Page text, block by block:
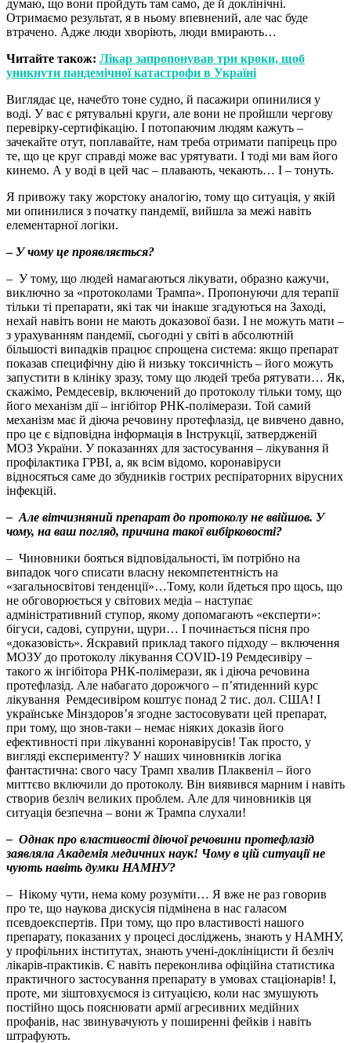
думаю, що вони пройдуть там само, де й доклінічні.
Отримаємо результат, я в ньому впевнений, але час буде
втрачено. Адже люди хворіють, люди вмирають…
Читайте також: Лікар запропонував три кроки, щоб
уникнути пандемічної катастрофи в Україні
Виглядає це, начебто тоне судно, й пасажири опинилися у
воді. У вас є рятувальні круги, але вони не пройшли чергову
перевірку-сертифікацію. І потопаючим людям кажуть –
зачекайте отут, поплавайте, нам треба отримати папірець про
те, що це круг справді може вас урятувати. І тоді ми вам його
кинемо. А у воді в цей час – плавають, чекають… І – тонуть.
Я привожу таку жорстоку аналогію, тому що ситуація, у якій
ми опинилися з початку пандемії, вийшла за межі навіть
елементарної логіки.
–У чому це проявляється?
– У тому, що людей намагаються лікувати, образно кажучи,
виключно за «протоколами Трампа». Пропонуючи для терапії
тільки ті препарати, які так чи інакше згадуються на Заході,
нехай навіть вони не мають доказової бази. І не можуть мати –
з урахуванням пандемії, сьогодні у світі в абсолютній
більшості випадків працює спрощена система: якщо препарат
показав специфічну дію й низьку токсичність – його можуть
запустити в клініку зразу, тому що людей треба рятувати… Як,
скажімо, Ремдесевір, включений до протоколу тільки тому, що
його механізм дії – інгібітор РНК-полімерази. Той самий
механізм має й діюча речовину протефлазід, це вивчено давно,
про це є відповідна інформація в Інструкції, затвердженій
МОЗ України. У показаннях для застосування – лікування й
профілактика ГРВІ, а, як всім відомо, коронавіруси
відносяться саме до збудників гострих респіраторних вірусних
інфекцій.
– Але вітчизняний препарат до протоколу не ввійшов. У
чому, на ваш погляд, причина такої вибірковості?
– Чиновники бояться відповідальності, їм потрібно на
випадок чого списати власну некомпетентність на
«загальносвітові тенденції»…Тому, коли йдеться про щось, що
не обговорюється у світових медіа – наступає
адміністративний ступор, якому допомагають «експерти»:
бігуси, садові, супруни, щури… І починається пісня про
«доказовість». Яскравий приклад такого підходу – включення
МОЗУ до протоколу лікування COVID-19 Ремдесивіру –
такого ж інгібітора РНК-полімерази, як і діюча речовина
протефлазід. Але набагато дорожчого – п’ятиденний курс
лікування Ремдесивіром коштує понад 2 тис. дол. США! І
українське Мінздоров’я згодне застосовувати цей препарат,
при тому, що знов-таки – немає ніяких доказів його
ефективності при лікуванні коронавірусів! Так просто, у
вигляді експерименту? У наших чиновників логіка
фантастична: свого часу Трамп хвалив Плаквеніл – його
миттєво включили до протоколу. Він виявився марним і навіть
створив безліч великих проблем. Але для чиновників ця
ситуація безпечна – вони ж Трампа слухали!
– Однак про властивості діючої речовини протефлазід
заявляла Академія медичних наук! Чому в цій ситуації не
чують навіть думки НАМНУ?
– Нікому чути, нема кому розуміти… Я вже не раз говорив
про те, що наукова дискусія підмінена в нас галасом
псевдоекспертів. При тому, що про властивості нашого
препарату, показаних у процесі досліджень, знають у НАМНУ,
у профільних інститутах, знають учені-доклініцисти й безліч
лікарів-практиків. Є навіть переконлива офіційна статистика
практичного застосування препарату в умовах стаціонарів! І,
проте, ми зіштовхуємося із ситуацією, коли нас змушують
постійно щось пояснювати армії агресивних медійних
профанів, нас звинувачують у поширенні фейків і навіть
штрафують.